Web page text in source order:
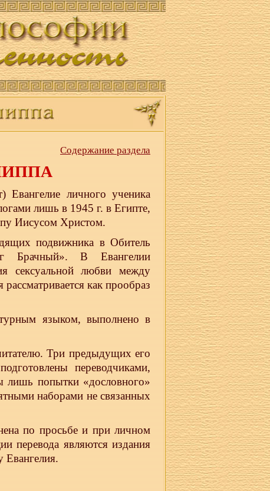
Содержание раздела
личного ученика
лишь в 1945 г. в Египте,
Иисусом Христом.
подвижника в Обитель
Брачный». В Евангелии
сексуальной любви между
как прообраз
языком, выполнено в
Три предыдущих его
переводчиками,
лишь попытки «дословного»
наборами не связанных
по просьбе и при личном
перевода являются издания
Евангелия.